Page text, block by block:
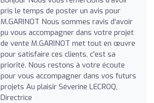
pris le temps de poster un avis pour
M.GARINOT Nous sommes ravis d'avoir
pu vous accompagner dans votre projet
de vente M.GARINOT met tout en œuvre
pour satisfaire ces clients, c'est sa
priorité. Nous restons à votre écoute
pour vous accompagner dans vos futurs
projets Au plaisir Séverine LECROQ,
Directrice